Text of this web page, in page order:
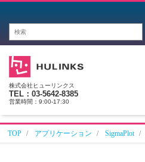
株式会社ヒューリンクス
TEL：03-5642-8385
営業時間：9:00-17:30
TOP アプリケーション SigmaPlot